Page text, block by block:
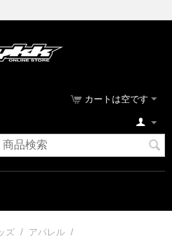
カートは空です
ズ / アパレル /